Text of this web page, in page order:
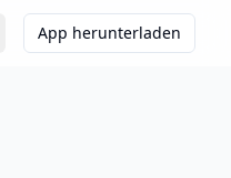
App herunterladen